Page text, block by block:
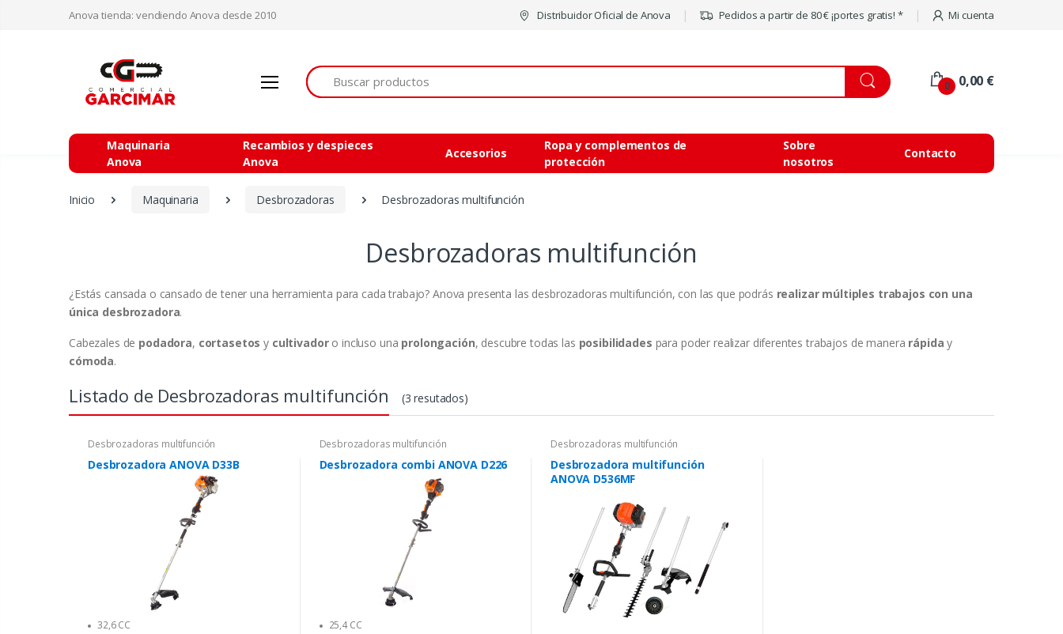
Anova tienda: vendiendo Anova desde 2010 Distribuidor Oficial de Anova Pedidos a partir de 80 € ¡portes gratis! * Mi cuenta
Buscar
0 0,00 €
Maquinaria
Anova
Recambios y despieces
Anova
Accesorios
Ropa y complementos de
protección
Sobre
nosotros
Contacto
Inicio Maquinaria Desbrozadoras Desbrozadoras multifunción
Desbrozadoras multifunción
¿Estás cansada o cansado de tener una herramienta para cada trabajo? Anova presenta las desbrozadoras multifunción, con las que podrás realizar múltiples trabajos con una
única desbrozadora.
Cabezales de podadora, cortasetosy cultivadoro incluso una prolongación, descubre todas las posibilidades para poder realizar diferentes trabajos de manera rápiday
cómoda.
Listado de Desbrozadoras multifunción (3 resutados)
Desbrozadoras multifunción
Desbrozadora ANOVA D33B
32,6 CC
Desbrozadoras multifunción
Desbrozadora combi ANOVA D226
25,4 CC
Desbrozadoras multifunción
Desbrozadora multifunción
ANOVA D536MF